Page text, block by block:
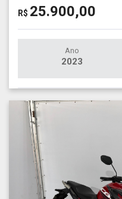
R$ 25.900,00
Ano
2023